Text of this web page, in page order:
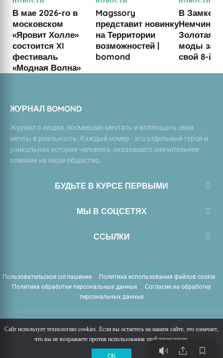
В мае 2026-го в
московском
«Яровит Холле»
состоится XI
фестиваль
«Модная Волна»
Magssory
представит новинку
на Территории
возможностей |
bomond
В Замке
Золотая
моды
свой 8-й
ЖУРНАЛ BOMOND
Журнал о людях, посмевших мечтать и воплощать свои
мечты в реальность. Каждый номер - это отдельный герой и
уникальная история человека, оказавшего значительное
влияние на наше общество.
БУДЬТЕ В КУРСЕ ПЕРВЫМИ
МЫ В СОЦСЕТЯХ
ССЫЛКИ
Пользовательское соглашение
Политика использования файлов cookie
Политика обработки персональных данных
Согласие на обработку
персональных данных
PERSONO.ru© Copyright2026Все права защищены 18+
Сайт использует технологию cookies. Если вы остаетесь на нашем сайте, это означает,
что вы не возражаете против использования этой технологии.
ОК